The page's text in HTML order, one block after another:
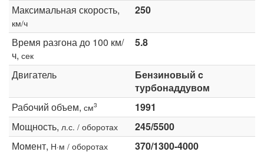
Максимальная скорость,
км/ч
250
Время разгона до 100 км/
ч, сек
5.8
Двигатель
Бензиновый c
турбонаддувом
Рабочий объем, см3
1991
Мощность, л.с. / оборотах
245/5500
Момент, Н·м / оборотах
370/1300-4000